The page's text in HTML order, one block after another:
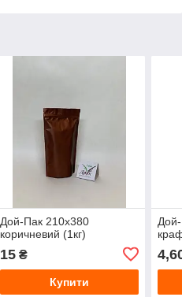
Дой-Пак 210х380
коричневий (1кг)
15₴
Купити